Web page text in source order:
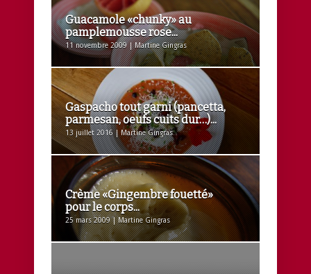
Guacamole «chunky» au
pamplemousse rose...
11 novembre 2009 | Martine Gingras
Gaspacho tout garni (pancetta,
parmesan, oeufs cuits dur…)...
13 juillet 2016 | Martine Gingras
Crème «Gingembre fouetté»
pour le corps...
25 mars 2009 | Martine Gingras